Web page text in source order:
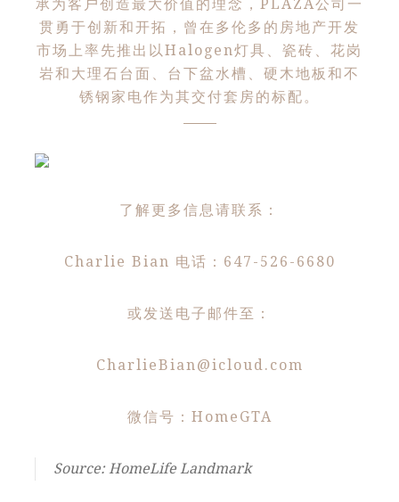
承为客户创造最大价值的理念，PLAZA公司一
贯勇于创新和开拓，曾在多伦多的房地产开发
市场上率先推出以Halogen灯具、瓷砖、花岗
岩和大理石台面、台下盆水槽、硬木地板和不
锈钢家电作为其交付套房的标配。
了解更多信息请联系：
Charlie Bian 电话：647-526-6680
或发送电子邮件至：
CharlieBian@icloud.com
微信号：HomeGTA
Source: HomeLife Landmark